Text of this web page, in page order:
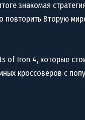
знакомая
Вторую
of Iron 4, которые
кроссоверов с